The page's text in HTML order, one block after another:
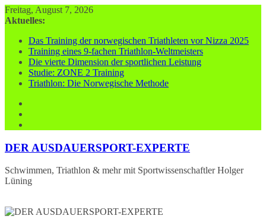
Zum
Inhalt
Freitag, August 7, 2026
Aktuelles:
Das Training der norwegischen Triathleten vor Nizza 2025
Training eines 9-fachen Triathlon-Weltmeisters
Die vierte Dimension der sportlichen Leistung
Studie: ZONE 2 Training
Triathlon: Die Norwegische Methode
DER AUSDAUERSPORT-EXPERTE
Schwimmen, Triathlon & mehr mit Sportwissenschaftler Holger
Lüning